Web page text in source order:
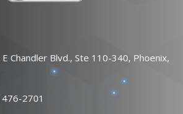
Chandler Blvd., Ste 110-340, Phoenix,
2701